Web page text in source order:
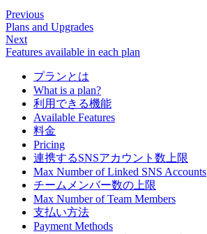
Previous
Plans and Upgrades
Next
Features available in each plan
プランとは
What is a plan?
利用できる機能
Available Features
料金
Pricing
連携するSNSアカウント数上限
Max Number of Linked SNS Accounts
チームメンバー数の上限
Max Number of Team Members
支払い方法
Payment Methods